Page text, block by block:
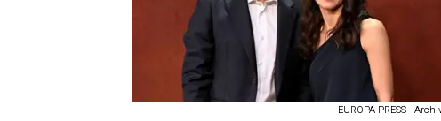
EUROPA PRESS -